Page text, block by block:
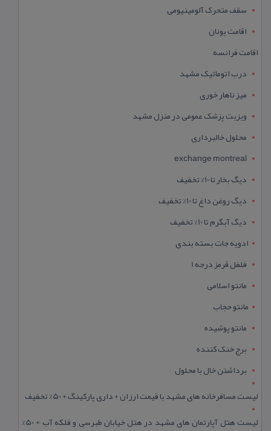
سقف متحرک آلومینیومی
اقامت یونان
اقامت فرانسه
درب اتوماتیک مشهد
میز ناهار خوری
ویزیت پزشک عمومی در منزل مشهد
محلول خالبرداری
exchange montreal
دیگ بخار تا 10% تخفیف
دیگ روغن داغ تا 10% تخفیف
دیگ آبگرم تا 10% تخفیف
ادویه جات بسته بندی
فلفل قرمز درجه 1
مانتو اسلامی
مانتو حجاب
مانتو پوشیده
برج خنک کننده
برداشتن خال با محلول
لیست مسافرخانه های مشهد با قیمت ارزان + داری پارکینگ + 50% تخفیف
لیست هتل آپارتمان های مشهد در هتل خیابان طبرسی و فلکه آب + 50%